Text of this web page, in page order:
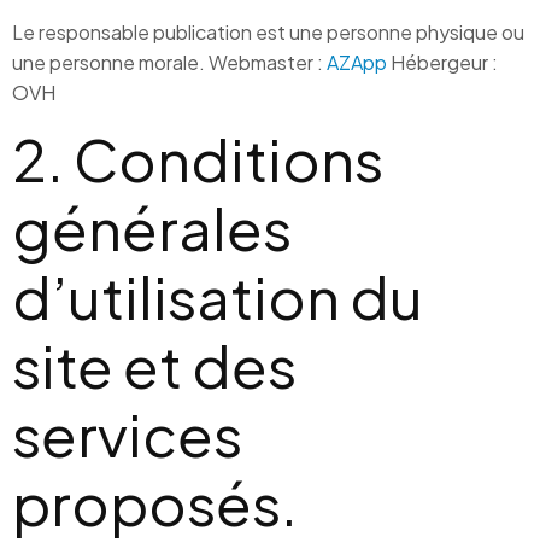
Le responsable publication est une personne physique ou
une personne morale. Webmaster : AZApp Hébergeur :
OVH
2. Conditions
générales
d’utilisation du
site et des
services
proposés.